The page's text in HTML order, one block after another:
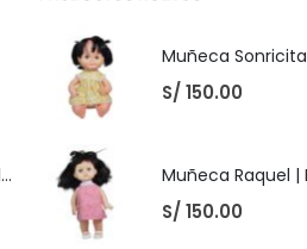
Juego de Yases Metálicos Plomos 6 Unidades + Pelota de Goma (En Bolsita Lista para Regalar)
Muñeca
S/150.00
S/150.00